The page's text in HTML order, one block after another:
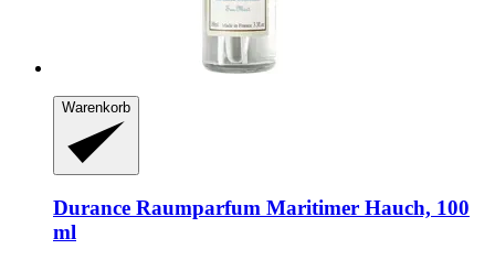
Warenkorb
Durance Raumparfum Maritimer Hauch, 100
ml